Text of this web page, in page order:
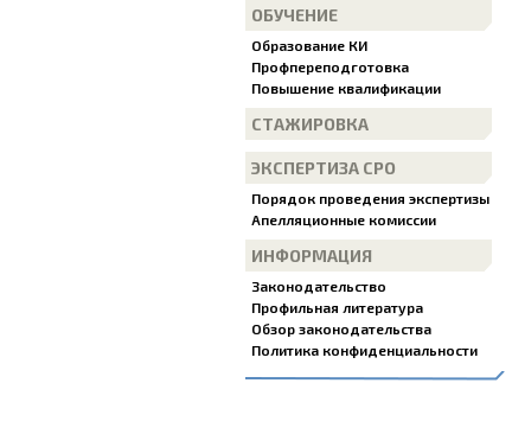
ОБУЧЕНИЕ
Образование КИ
Профпереподготовка
Повышение квалификации
СТАЖИРОВКА
ЭКСПЕРТИЗА СРО
Порядок проведения экспертизы
Апелляционные комиссии
ИНФОРМАЦИЯ
Законодательство
Профильная литература
Обзор законодательства
Политика конфиденциальности